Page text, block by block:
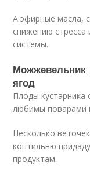
А эфирные масла,
снижению стресса
системы.
ягод
Плоды кустарника
любимы поварами
Несколько
коптильню
продуктам.